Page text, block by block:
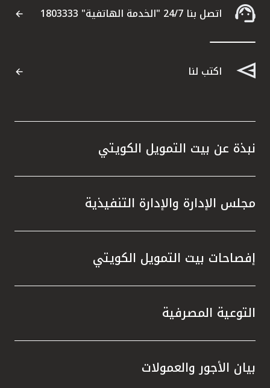
اتصل بنا 24/7 "الخدمة الهاتفية" 1803333
اكتب لنا
نبذة عن بيت التمويل الكويتي
مجلس الإدارة والإدارة التنفيذية
إفصاحات بيت التمويل الكويتي
التوعية المصرفية
بيان الأجور والعمولات